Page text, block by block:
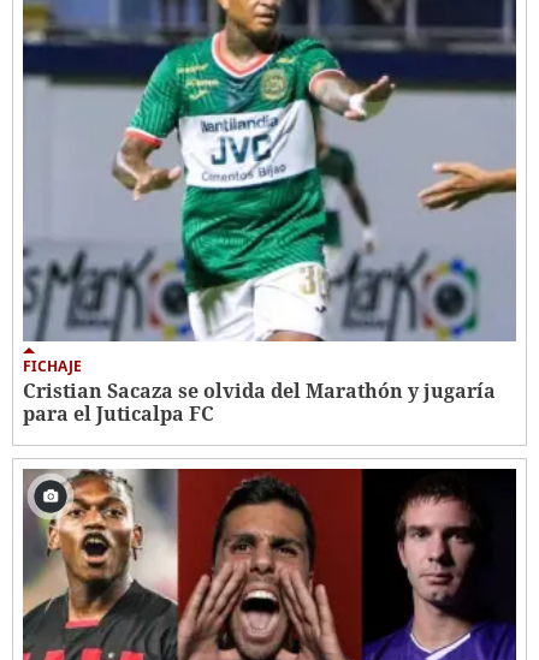
FICHAJE
Cristian Sacaza se olvida del Marathón y jugaría
para el Juticalpa FC